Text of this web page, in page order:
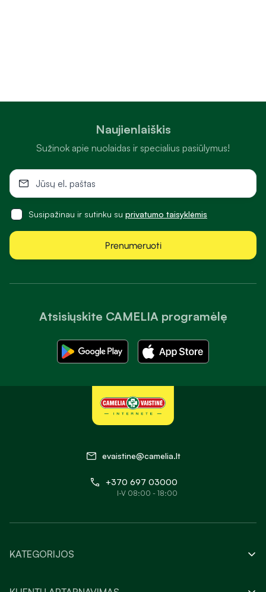
Atsisiųskite CAMELIA programėlę
Naujienlaiškis
Sužinok apie nuolaidas ir specialius pasiūlymus!
Susipažinau ir sutinku su privatumo taisyklėmis
Prenumeruoti
evaistine@camelia.lt
+370 697 03000
I-V 08:00 - 18:00
KATEGORIJOS